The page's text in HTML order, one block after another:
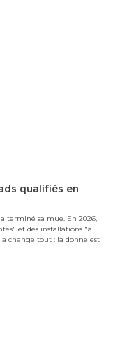
qualifiés en
terminé sa mue. En 2026,
et des installations "à
change tout : la donne est